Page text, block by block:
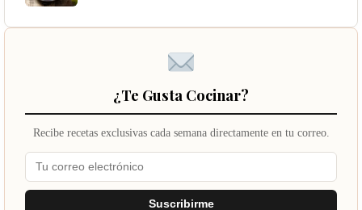
¿Te Gusta Cocinar?
Recibe recetas exclusivas cada semana directamente en tu correo.
Suscribirme